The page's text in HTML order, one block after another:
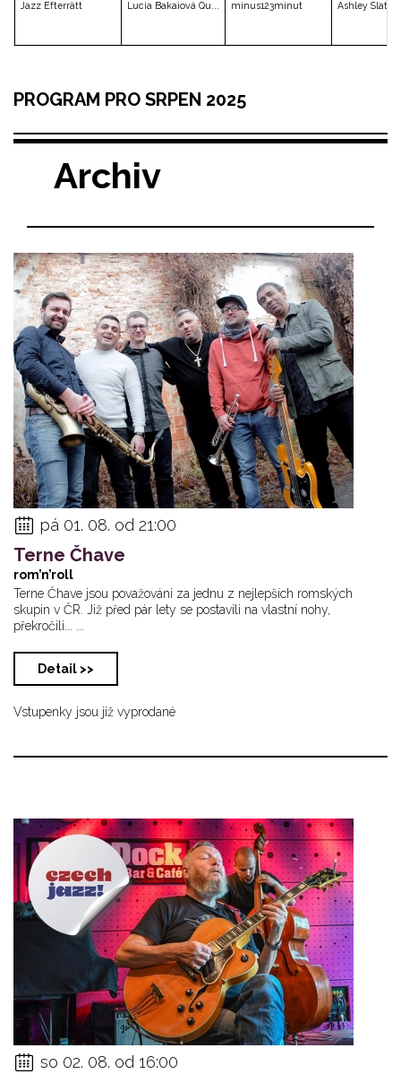
Three of Seven:Šm... Richard Mašata:kř... Kratochvíl/
Electric Madness
25
Jazz Efterrätt
26
Lucia Bakaiová Qu...
27
PROGRAM PRO SRPEN 2025
Archiv
pá 01. 08. od 21:00
Terne Čhave
rom’n’roll
Terne Čhave jsou považováni za jednu z nejlepších romských
skupin v ČR. Již před pár lety se postavili na vlastní nohy,
překročili... ...
Detail >>
Vstupenky jsou již vyprodané
so 02. 08. od 16:00